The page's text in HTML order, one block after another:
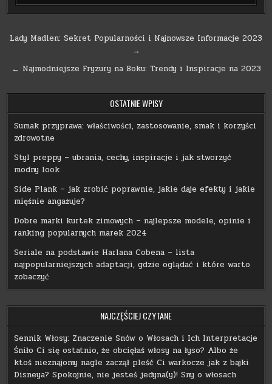
Nawigacja
Lady Madlen: Sekret Popularności i Najnowsze Informacje 2023
→
← Najmodniejsze Fryzury na Boku: Trendy i Inspiracje na 2023
OSTATNIE WPISY
Sumak przyprawa: właściwości, zastosowanie, smak i korzyści
zdrowotne
Styl preppy – ubrania, cechy, inspiracje i jak stworzyć
modny look
Side Plank – jak zrobić poprawnie, jakie daje efekty i jakie
mięśnie angażuje?
Dobre marki kurtek zimowych – najlepsze modele, opinie i
ranking popularnych marek 2024
Seriale na podstawie Harlana Cobena – lista
najpopularniejszych adaptacji, gdzie oglądać i które warto
zobaczyć
NAJCZĘŚCIEJ CZYTANE
Sennik Włosy: Znaczenie Snów o Włosach i Ich Interpretacje
Śniło Ci się ostatnio, że obcięłaś włosy na łyso? Albo że
ktoś nieznajomy nagle zaczął pleść Ci warkocze jak z bajki
Disneya? Spokojnie, nie jesteś jedyna(y)! Sny o włosach